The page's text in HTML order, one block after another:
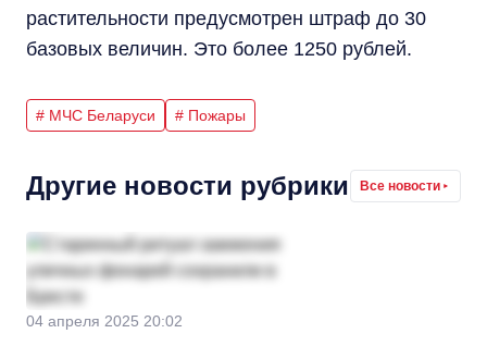
растительности предусмотрен штраф до 30
базовых величин. Это более 1250 рублей.
# МЧС Беларуси # Пожары
Другие новости рубрики Все новости
04 апреля 2025 20:02